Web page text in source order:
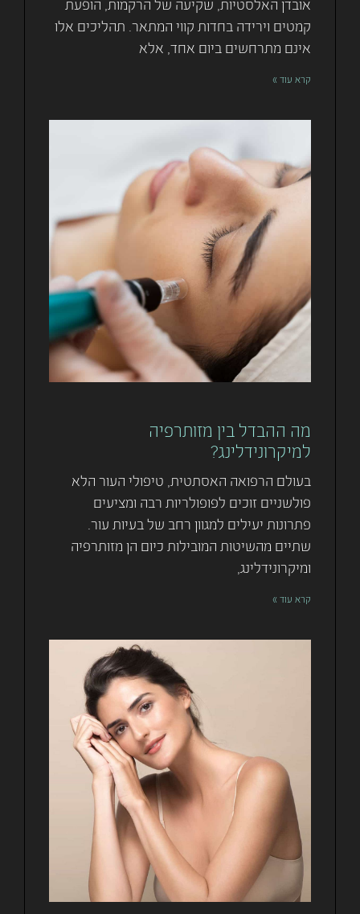
אובדן האלסטיות, שקיעה של הרקמות, הופעת
קמטים וירידה בחדות קווי המתאר. תהליכים אלו
אינם מתרחשים ביום אחד, אלא
קרא עוד »
מה ההבדל בין מזותרפיה
למיקרונידלינג?
בעולם הרפואה האסתטית, טיפולי העור הלא
פולשניים זוכים לפופולריות רבה ומציעים
פתרונות יעילים למגוון רחב של בעיות עור.
שתיים מהשיטות המובילות כיום הן מזותרפיה
ומיקרונידלינג,
קרא עוד »